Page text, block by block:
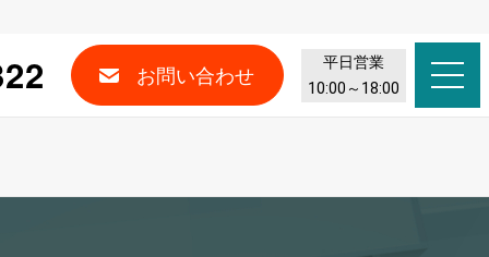
お問い合わせ
平日営業
10:00～18:00